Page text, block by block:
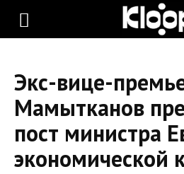
KLOOP.KG
Новости
Экс-вице-
Мамытканов
пост министра
экономической